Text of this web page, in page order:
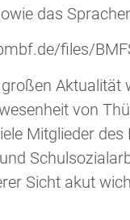
das
files/
Aktualität
von
Mitglieder
Sicht akut